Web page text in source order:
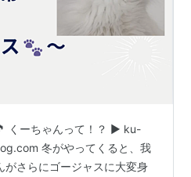
くーちゃんって！？ ▶ ku-
冬がやってくると、我
がさらにゴージャスに大変身